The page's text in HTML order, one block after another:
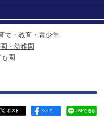
て・教育・青少年
・幼稚園
園